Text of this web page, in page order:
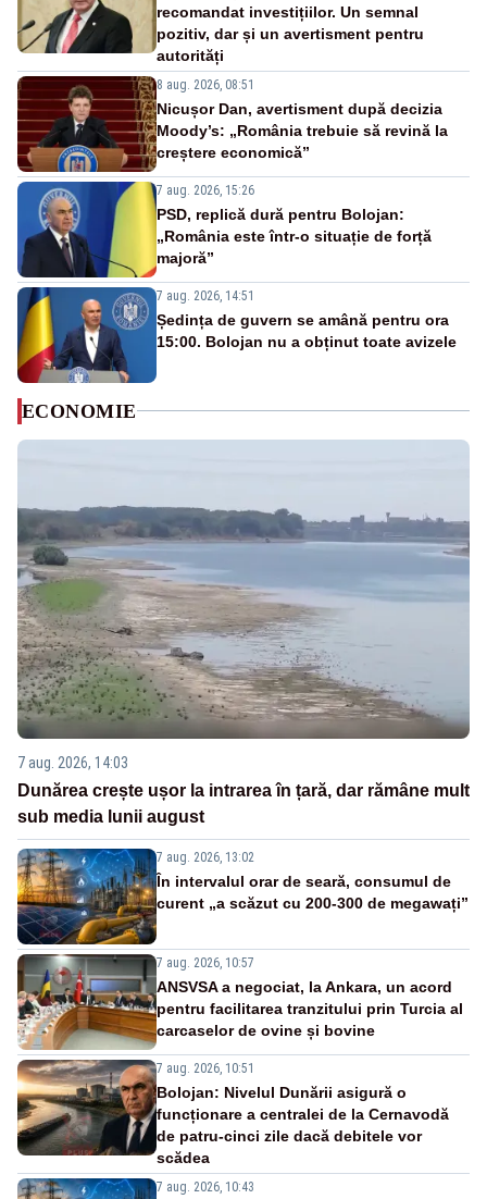
recomandat investițiilor. Un semnal
pozitiv, dar și un avertisment pentru
autorități
8 aug. 2026, 08:51
Nicușor Dan, avertisment după decizia
Moody’s: „România trebuie să revină la
creștere economică”
7 aug. 2026, 15:26
PSD, replică dură pentru Bolojan:
„România este într-o situație de forță
majoră”
7 aug. 2026, 14:51
Ședința de guvern se amână pentru ora
15:00. Bolojan nu a obținut toate avizele
ECONOMIE
7 aug. 2026, 14:03
Dunărea crește ușor la intrarea în țară, dar rămâne mult
sub media lunii august
7 aug. 2026, 13:02
În intervalul orar de seară, consumul de
curent „a scăzut cu 200-300 de megawați”
7 aug. 2026, 10:57
ANSVSA a negociat, la Ankara, un acord
pentru facilitarea tranzitului prin Turcia al
carcaselor de ovine și bovine
7 aug. 2026, 10:51
Bolojan: Nivelul Dunării asigură o
funcționare a centralei de la Cernavodă
de patru-cinci zile dacă debitele vor
scădea
7 aug. 2026, 10:43